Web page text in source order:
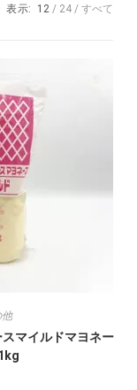
表示: 12 24 すべて
他
マイルドマヨネー